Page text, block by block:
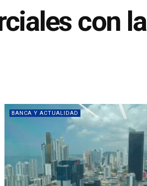
con la
BANCA Y ACTUALIDAD